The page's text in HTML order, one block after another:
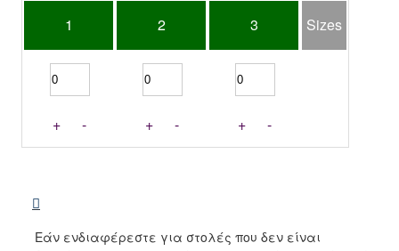
1
2 3 Sizes
+ - + - + -
Εάν ενδιαφέρεστε για στολές που δεν είναι